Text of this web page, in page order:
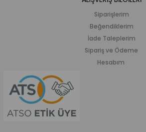
Siparişlerim
Beğendiklerim
İade Taleplerim
Sipariş ve Ödeme
Hesabım